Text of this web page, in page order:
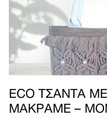
ECO ΤΣΆΝΤΑ
ΜΑΚΡΑΜΈ –